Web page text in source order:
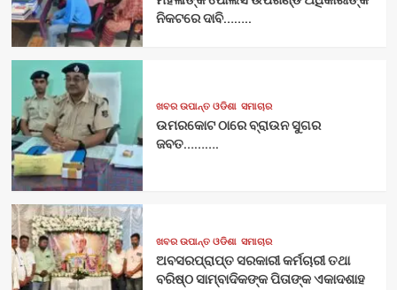
ନିକଟରେ ଦାବି……..
ଖବର ଉପାନ୍ତ ଓଡିଶା ସମାଚାର
ଉମରକୋଟ ଠାରେ ବ୍ରାଉନ ସୁଗର
ଜବତ……….
ଖବର ଉପାନ୍ତ ଓଡିଶା ସମାଚାର
ଅବସରପ୍ରାପ୍ତ ସରକାରୀ କର୍ମଚାରୀ ତଥା
ବରିଷ୍ଠ ସାମ୍ବାଦିକଙ୍କ ପିତାଙ୍କ ଏକାଦଶାହ